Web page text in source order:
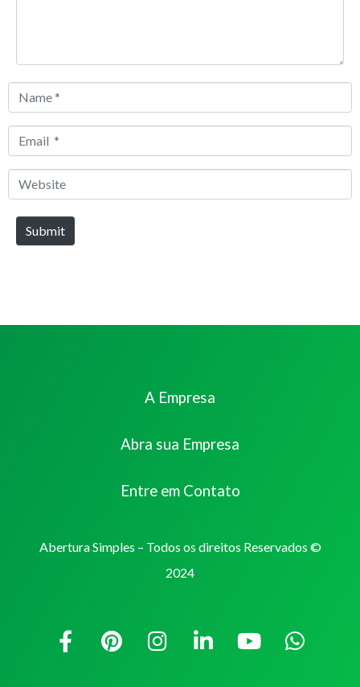
Name
Email
Website
Submit
A Empresa
Abra sua Empresa
Entre em Contato
Abertura Simples – Todos os direitos Reservados ©
2024